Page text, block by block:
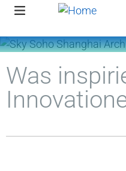
Skip
main
navigation
Was